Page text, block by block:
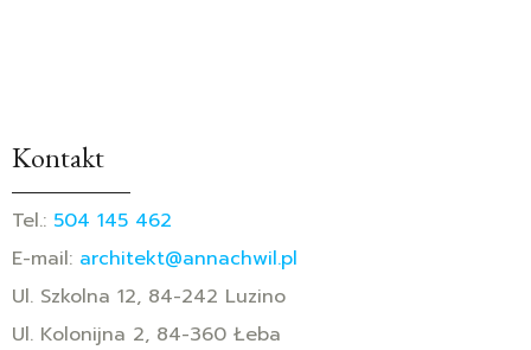
Kontakt
Tel.: 504 145 462
E-mail: architekt@annachwil.pl
Ul. Szkolna 12, 84-242 Luzino
Ul. Kolonijna 2, 84-360 Łeba